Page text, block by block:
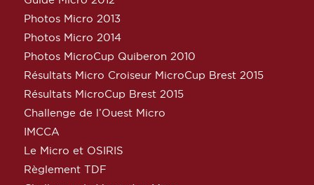
Photos Micro 2013
Photos Micro 2014
Photos MicroCup Quiberon 2010
Résultats Micro Croiseur MicroCup Brest 2015
Résultats MicroCup Brest 2015
Challenge de l’Ouest Micro
IMCCA
Le Micro et OSIRIS
Règlement TDF